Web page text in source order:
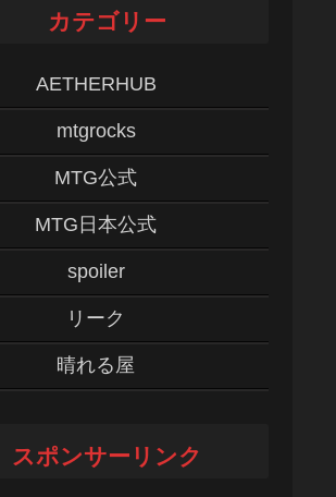
カテゴリー
AETHERHUB
mtgrocks
MTG公式
MTG日本公式
spoiler
リーク
晴れる屋
スポンサーリンク